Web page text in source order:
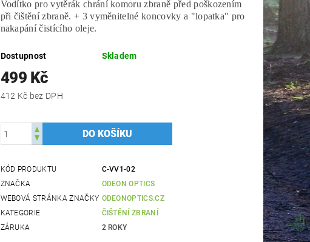
Vodítko pro vytěrák chrání komoru zbraně před poškozením
při čištění zbraně. + 3 vyměnitelné koncovky a "lopatka" pro
nakapání čistícího oleje.
Dostupnost Skladem
499 Kč
412 Kč bez DPH
KÓD PRODUKTU
C-VV1-02
ZNAČKA
ODEON OPTICS
WEBOVÁ STRÁNKA ZNAČKY ODEONOPTICS.CZ
KATEGORIE
ČIŠTĚNÍ ZBRANÍ
ZÁRUKA
2 ROKY